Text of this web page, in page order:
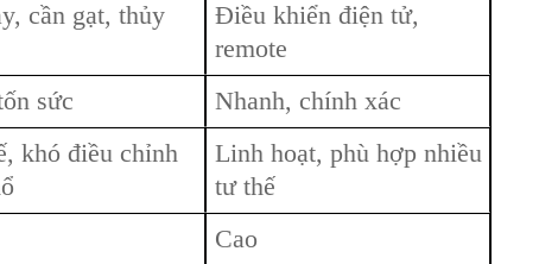
cần gạt, thủy
Điều khiển điện tử,
remote
sức Nhanh, chính xác
khó điều chỉnh
Linh hoạt, phù hợp nhiều
tư thế
Cao